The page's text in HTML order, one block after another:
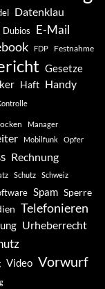
Datenklau
Dubios E-Mail
FDP Festnahme
Gesetze
Haft Handy
Manager
Mobilfunk Opfer
Rechnung
Schutz Schweiz
Spam Sperre
Telefonieren
Urheberrecht
Video Vorwurf